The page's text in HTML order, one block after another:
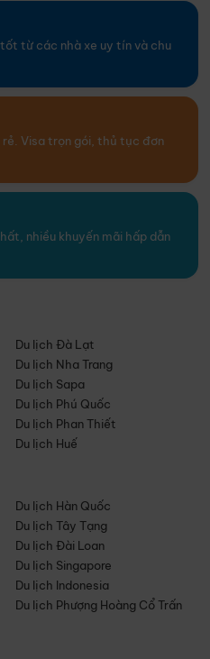
từ các nhà xe uy tín và chu
rẻ. Visa trọn gói, thủ tục đơn
nhiều khuyến mãi hấp dẫn
Du lịch Đà Lạt
Du lịch Nha Trang
Du lịch Sapa
Du lịch Phú Quốc
Du lịch Phan Thiết
Du lịch Huế
Du lịch Hàn Quốc
Du lịch Tây Tạng
Du lịch Đài Loan
Du lịch Singapore
Du lịch Indonesia
Du lịch Phượng Hoàng Cổ Trấn